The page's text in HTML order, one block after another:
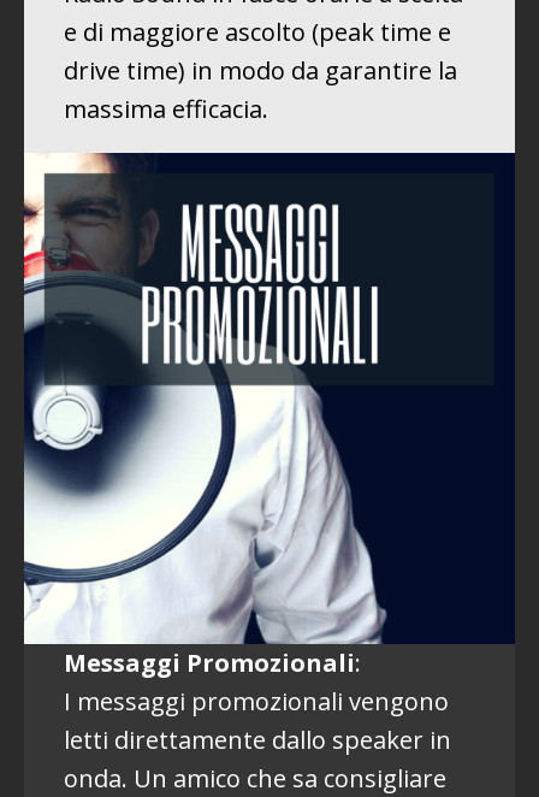
e di maggiore ascolto (peak time e
drive time) in modo da garantire la
massima efficacia.
Messaggi Promozionali:
I messaggi promozionali vengono
letti direttamente dallo speaker in
onda. Un amico che sa consigliare